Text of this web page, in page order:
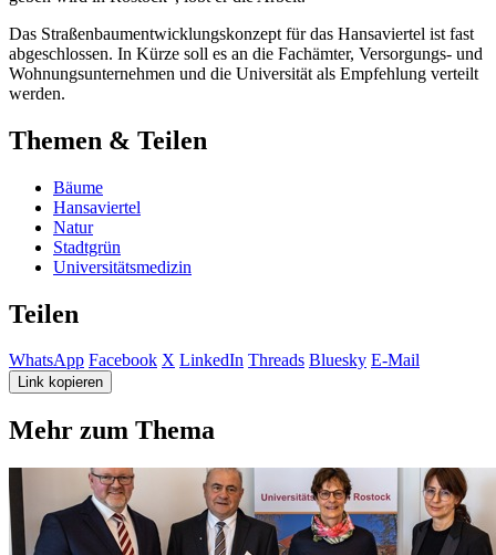
Das Straßenbaumentwicklungskonzept für das Hansaviertel ist fast
abgeschlossen. In Kürze soll es an die Fachämter, Versorgungs- und
Wohnungsunternehmen und die Universität als Empfehlung verteilt
werden.
Themen & Teilen
Bäume
Hansaviertel
Natur
Stadtgrün
Universitätsmedizin
Teilen
WhatsApp Facebook X LinkedIn Threads Bluesky E-Mail
Link kopieren
Mehr zum Thema